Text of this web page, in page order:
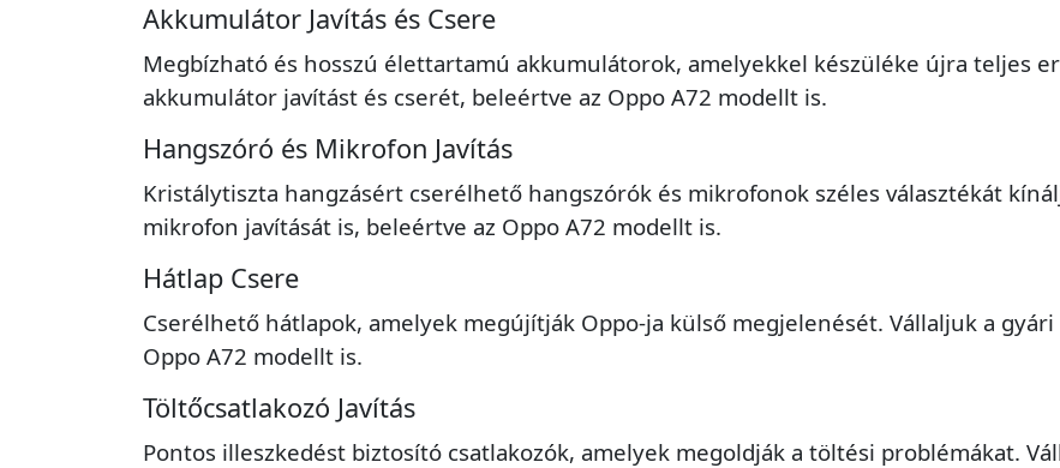
Akkumulátor Javítás és Csere
Megbízható és hosszú élettartamú akkumulátorok, amelyekkel készüléke újra teljes
akkumulátor javítást és cserét, beleértve az Oppo A72 modellt is.
Hangszóró és Mikrofon Javítás
Kristálytiszta hangzásért cserélhető hangszórók és mikrofonok széles választékát
mikrofon javítását is, beleértve az Oppo A72 modellt is.
Hátlap Csere
Cserélhető hátlapok, amelyek megújítják Oppo-ja külső megjelenését. Vállaljuk a
Oppo A72 modellt is.
Töltőcsatlakozó Javítás
Pontos illeszkedést biztosító csatlakozók, amelyek megoldják a töltési problémákat.